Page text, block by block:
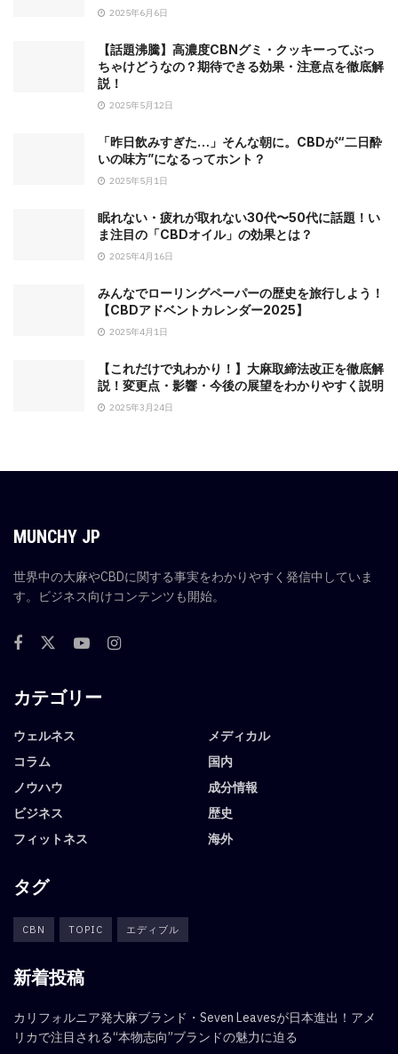
2025年6月6日
【話題沸騰】高濃度CBNグミ・クッキーってぶっ
ちゃけどうなの？期待できる効果・注意点を徹底解
説！
2025年5月12日
「昨日飲みすぎた…」そんな朝に。CBDが“二日酔
いの味方”になるってホント？
2025年5月1日
眠れない・疲れが取れない30代〜50代に話題！い
ま注目の「CBDオイル」の効果とは？
2025年4月16日
みんなでローリングペーパーの歴史を旅行しよう！
【CBDアドベントカレンダー2025】
2025年4月1日
【これだけで丸わかり！】大麻取締法改正を徹底解
説！変更点・影響・今後の展望をわかりやすく説明
2025年3月24日
MUNCHY JP
世界中の大麻やCBDに関する事実をわかりやすく発信中していま
す。ビジネス向けコンテンツも開始。
カテゴリー
ウェルネス
コラム
ノウハウ
ビジネス
フィットネス
メディカル
国内
成分情報
歴史
海外
タグ
CBN TOPIC エディブル
新着投稿
カリフォルニア発大麻ブランド・Seven Leavesが日本進出！アメ
リカで注目される“本物志向”ブランドの魅力に迫る